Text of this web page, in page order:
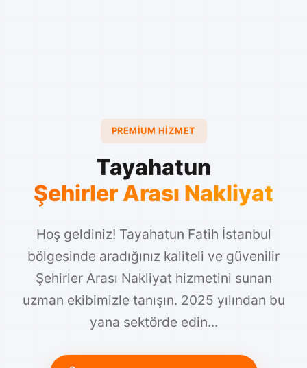
PREMIUM HIZMET
Tayahatun
Şehirler Arası Nakliyat
Hoş geldiniz! Tayahatun Fatih İstanbul
bölgesinde aradığınız kaliteli ve güvenilir
Şehirler Arası Nakliyat hizmetini sunan
uzman ekibimizle tanışın. 2025 yılından bu
yana sektörde edin...